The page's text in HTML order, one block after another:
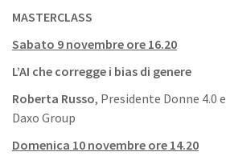
MASTERCLASS
Sabato 9 novembre ore 16.20
L’AI che corregge i bias di genere
Roberta Russo, Presidente Donne 4.0 e
Daxo Group
Domenica 10 novembre ore 14.20